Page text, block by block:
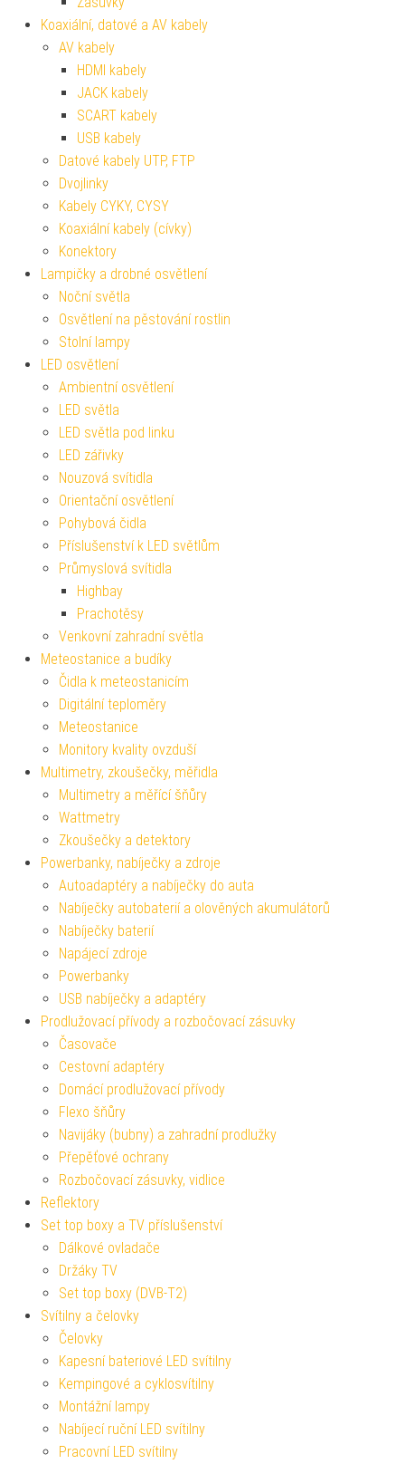
Koaxiální, datové a AV kabely
AV kabely
HDMI kabely
JACK kabely
SCART kabely
USB kabely
Datové kabely UTP, FTP
Dvojlinky
Kabely CYKY, CYSY
Koaxiální kabely (cívky)
Konektory
Lampičky a drobné osvětlení
Noční světla
Osvětlení na pěstování rostlin
Stolní lampy
LED osvětlení
Ambientní osvětlení
LED světla
LED světla pod linku
LED zářivky
Nouzová svítidla
Orientační osvětlení
Pohybová čidla
Příslušenství k LED světlům
Průmyslová svítidla
Highbay
Prachotěsy
Venkovní zahradní světla
Meteostanice a budíky
Čidla k meteostanicím
Digitální teploměry
Meteostanice
Monitory kvality ovzduší
Multimetry, zkoušečky, měřidla
Multimetry a měřící šňůry
Wattmetry
Zkoušečky a detektory
Powerbanky, nabíječky a zdroje
Autoadaptéry a nabíječky do auta
Nabíječky autobaterií a olověných akumulátorů
Nabíječky baterií
Napájecí zdroje
Powerbanky
USB nabíječky a adaptéry
Prodlužovací přívody a rozbočovací zásuvky
Časovače
Cestovní adaptéry
Domácí prodlužovací přívody
Flexo šňůry
Navijáky (bubny) a zahradní prodlužky
Přepěťové ochrany
Rozbočovací zásuvky, vidlice
Reflektory
Set top boxy a TV příslušenství
Dálkové ovladače
Držáky TV
Set top boxy (DVB-T2)
Svítilny a čelovky
Čelovky
Kapesní bateriové LED svítilny
Kempingové a cyklosvítilny
Montážní lampy
Nabíjecí ruční LED svítilny
Pracovní LED svítilny